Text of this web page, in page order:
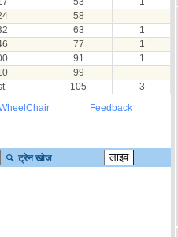
58
63
1
77
1
91
1
99
105
3
Feedback
ट्रेन खोज